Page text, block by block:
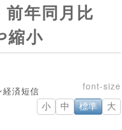
年同月比
縮小
経済短信
小 中 標準 大